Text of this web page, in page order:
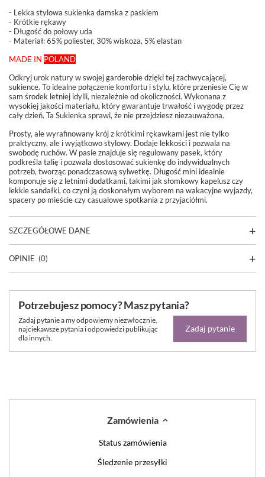
- Lekka stylowa sukienka damska z paskiem
- Krótkie rękawy
- Długość do połowy uda
- Materiał:65% poliester, 30% wiskoza, 5% elastan
MADE IN POLAND
Odkryj urok natury w swojej garderobie dzięki tej zachwycającej,
sukience. To idealne połączenie komfortu i stylu, które przeniesie Cię w
sam środek letniej idylli, niezależnie od okoliczności. Wykonana z
wysokiej jakości materiału, który gwarantuje trwałość i wygodę przez
cały dzień. Ta Sukienka sprawi, że nie przejdziesz niezauważona.
Prosty, ale wyrafinowany krój z krótkimi rękawkami jest nie tylko
praktyczny, ale i wyjątkowo stylowy. Dodaje lekkości i pozwala na
swobodę ruchów. W pasie znajduje się regulowany pasek, który
podkreśla talię i pozwala dostosować sukienkę do indywidualnych
potrzeb, tworząc ponadczasową sylwetkę. Długość mini idealnie
komponuje się z letnimi dodatkami, takimi jak słomkowy kapelusz czy
lekkie sandałki, co czyni ją doskonałym wyborem na wakacyjne wyjazdy,
spacery po mieście czy casualowe spotkania z przyjaciółmi.
SZCZEGÓŁOWE DANE
OPINIE (0)
Potrzebujesz pomocy? Masz pytania?
Zadaj pytanie a my odpowiemy niezwłocznie,
najciekawsze pytania i odpowiedzi publikując
dla innych.
Zadaj pytanie
Zamówienia
Status zamówienia
Śledzenie przesyłki